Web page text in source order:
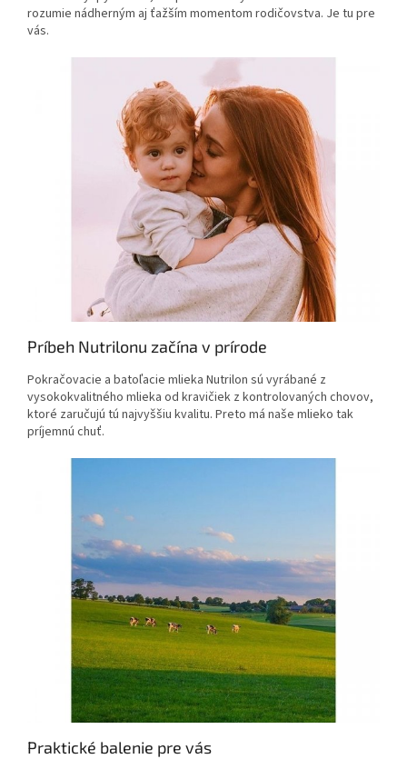
rozumie nádherným aj ťažším momentom rodičovstva. Je tu pre
vás.
Príbeh Nutrilonu začína v prírode
Pokračovacie a batoľacie mlieka Nutrilon sú vyrábané z
vysokokvalitného mlieka od kravičiek z kontrolovaných chovov,
ktoré zaručujú tú najvyššiu kvalitu. Preto má naše mlieko tak
príjemnú chuť.
Praktické balenie pre vás